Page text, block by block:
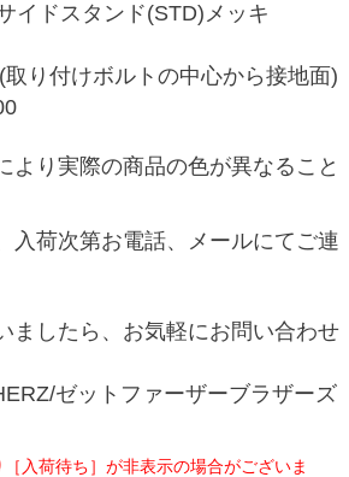
イドスタンド(STD)メッキ
取り付けボルトの中心から接地面)
り実際の商品の色が異なること
入荷次第お電話、メールにてご連
ましたら、お気軽にお問い合わせ
ゼットファーザーブラザーズ
入荷待ち］が非表示の場合がございま